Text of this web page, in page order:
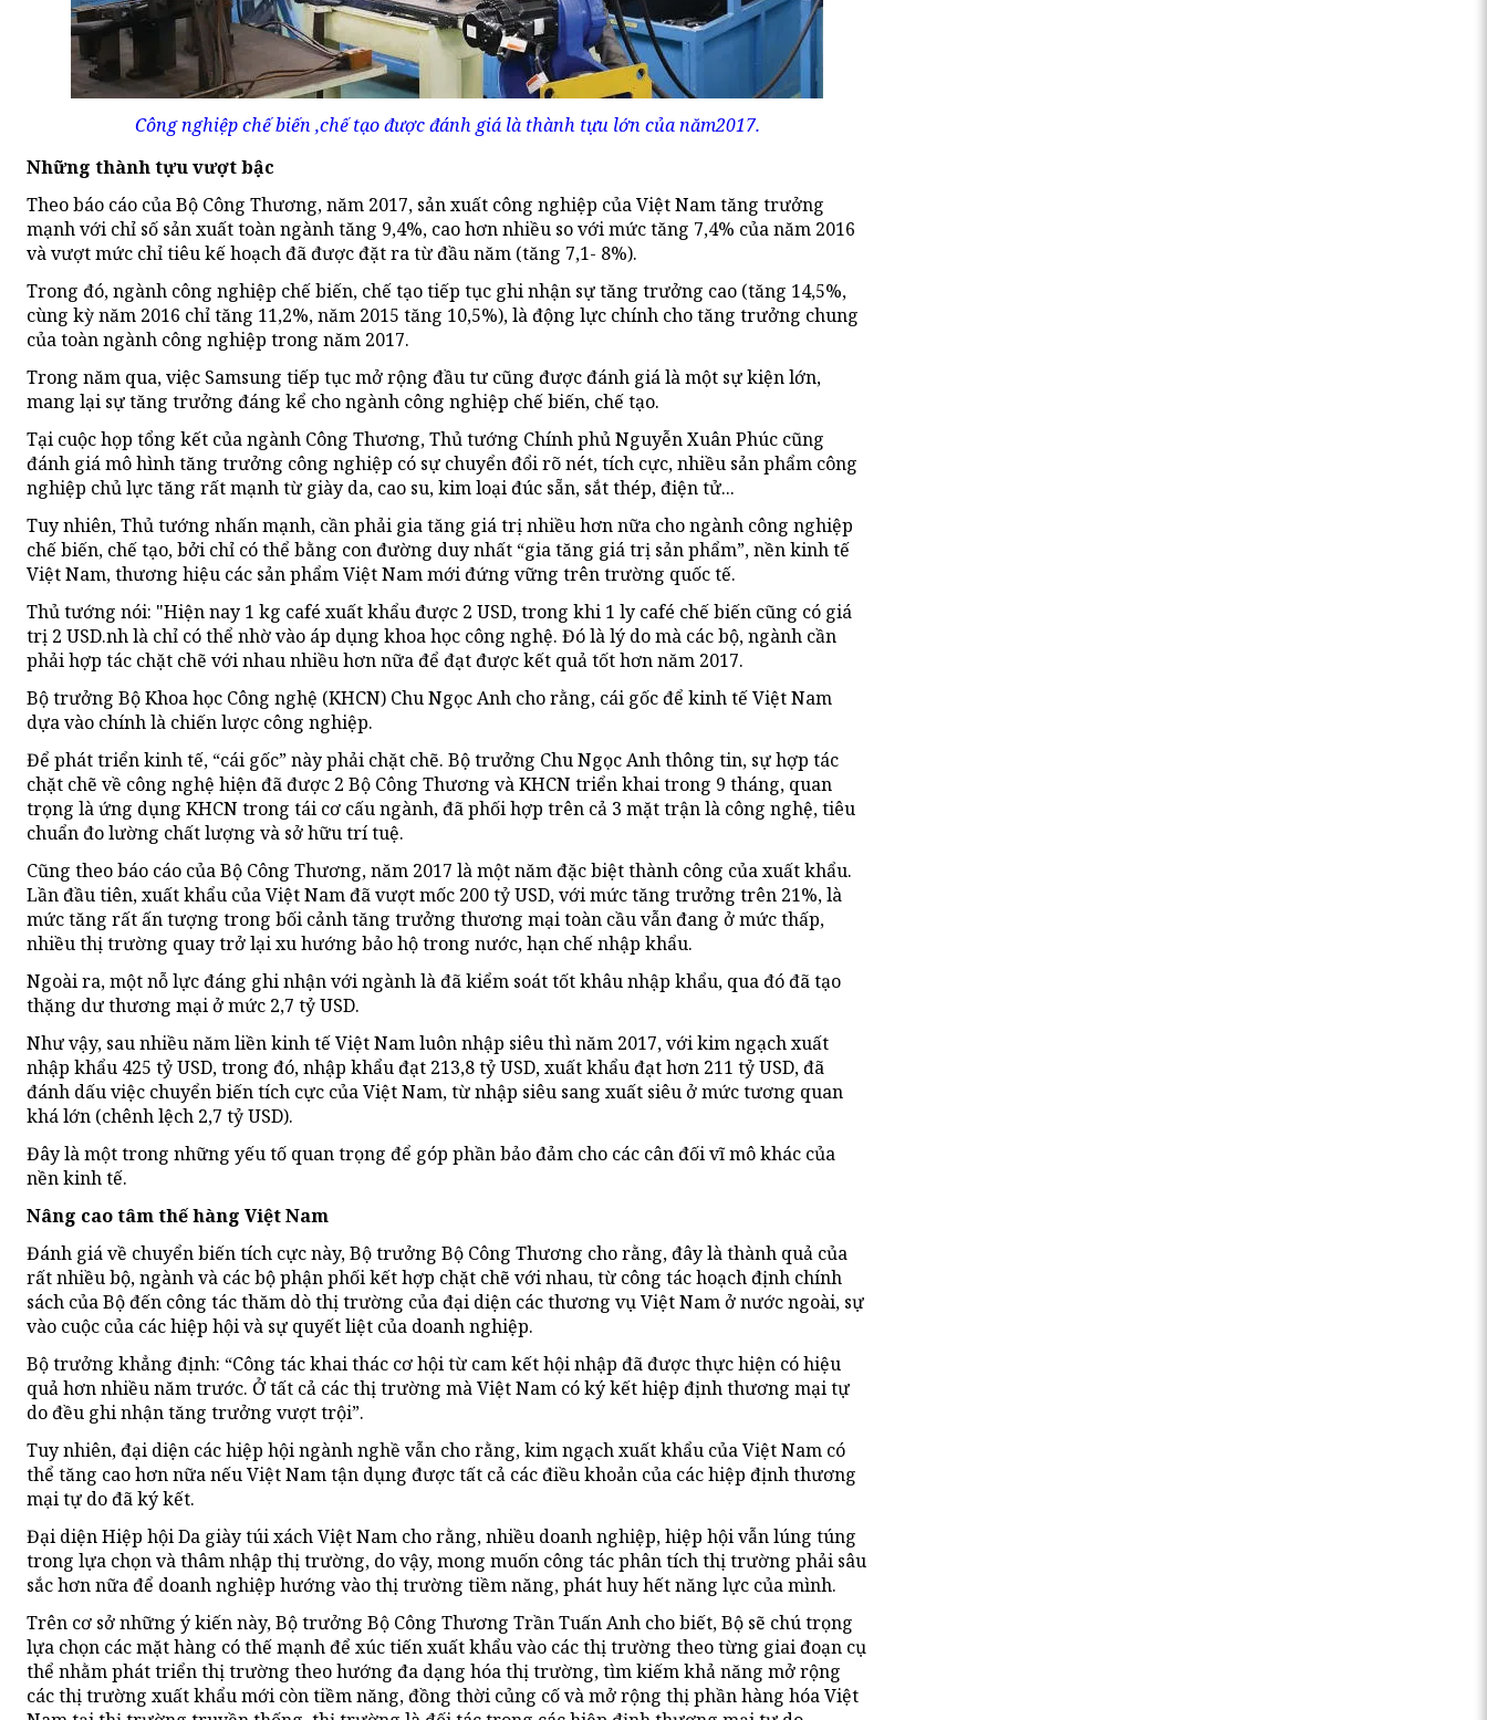
Công nghiệp chế biến ,chế tạo được đánh giá là thành tựu lớn của năm2017.
Những thành tựu vượt bậc
Theo báo cáo của Bộ Công Thương, năm 2017, sản xuất công nghiệp của Việt Nam tăng trưởng
mạnh với chỉ số sản xuất toàn ngành tăng 9,4%, cao hơn nhiều so với mức tăng 7,4% của năm 2016
và vượt mức chỉ tiêu kế hoạch đã được đặt ra từ đầu năm (tăng 7,1- 8%).
Trong đó, ngành công nghiệp chế biến, chế tạo tiếp tục ghi nhận sự tăng trưởng cao (tăng 14,5%,
cùng kỳ năm 2016 chỉ tăng 11,2%, năm 2015 tăng 10,5%), là động lực chính cho tăng trưởng chung
của toàn ngành công nghiệp trong năm 2017.
Trong năm qua, việc Samsung tiếp tục mở rộng đầu tư cũng được đánh giá là một sự kiện lớn,
mang lại sự tăng trưởng đáng kể cho ngành công nghiệp chế biến, chế tạo.
Tại cuộc họp tổng kết của ngành Công Thương, Thủ tướng Chính phủ Nguyễn Xuân Phúc cũng
đánh giá mô hình tăng trưởng công nghiệp có sự chuyển đổi rõ nét, tích cực, nhiều sản phẩm công
nghiệp chủ lực tăng rất mạnh từ giày da, cao su, kim loại đúc sẵn, sắt thép, điện tử...
Tuy nhiên, Thủ tướng nhấn mạnh, cần phải gia tăng giá trị nhiều hơn nữa cho ngành công nghiệp
chế biến, chế tạo, bởi chỉ có thể bằng con đường duy nhất “gia tăng giá trị sản phẩm”, nền kinh tế
Việt Nam, thương hiệu các sản phẩm Việt Nam mới đứng vững trên trường quốc tế.
Thủ tướng nói: "Hiện nay 1 kg café xuất khẩu được 2 USD, trong khi 1 ly café chế biến cũng có giá
trị 2 USD.nh là chỉ có thể nhờ vào áp dụng khoa học công nghệ. Đó là lý do mà các bộ, ngành cần
phải hợp tác chặt chẽ với nhau nhiều hơn nữa để đạt được kết quả tốt hơn năm 2017.
Bộ trưởng Bộ Khoa học Công nghệ (KHCN) Chu Ngọc Anh cho rằng, cái gốc để kinh tế Việt Nam
dựa vào chính là chiến lược công nghiệp.
Để phát triển kinh tế, “cái gốc” này phải chặt chẽ. Bộ trưởng Chu Ngọc Anh thông tin, sự hợp tác
chặt chẽ về công nghệ hiện đã được 2 Bộ Công Thương và KHCN triển khai trong 9 tháng, quan
trọng là ứng dụng KHCN trong tái cơ cấu ngành, đã phối hợp trên cả 3 mặt trận là công nghệ, tiêu
chuẩn đo lường chất lượng và sở hữu trí tuệ.
Cũng theo báo cáo của Bộ Công Thương, năm 2017 là một năm đặc biệt thành công của xuất khẩu.
Lần đầu tiên, xuất khẩu của Việt Nam đã vượt mốc 200 tỷ USD, với mức tăng trưởng trên 21%, là
mức tăng rất ấn tượng trong bối cảnh tăng trưởng thương mại toàn cầu vẫn đang ở mức thấp,
nhiều thị trường quay trở lại xu hướng bảo hộ trong nước, hạn chế nhập khẩu.
Ngoài ra, một nỗ lực đáng ghi nhận với ngành là đã kiểm soát tốt khâu nhập khẩu, qua đó đã tạo
thặng dư thương mại ở mức 2,7 tỷ USD.
Như vậy, sau nhiều năm liền kinh tế Việt Nam luôn nhập siêu thì năm 2017, với kim ngạch xuất
nhập khẩu 425 tỷ USD, trong đó, nhập khẩu đạt 213,8 tỷ USD, xuất khẩu đạt hơn 211 tỷ USD, đã
đánh dấu việc chuyển biến tích cực của Việt Nam, từ nhập siêu sang xuất siêu ở mức tương quan
khá lớn (chênh lệch 2,7 tỷ USD).
Đây là một trong những yếu tố quan trọng để góp phần bảo đảm cho các cân đối vĩ mô khác của
nền kinh tế.
Nâng cao tâm thế hàng Việt Nam
Đánh giá về chuyển biến tích cực này, Bộ trưởng Bộ Công Thương cho rằng, đây là thành quả của
rất nhiều bộ, ngành và các bộ phận phối kết hợp chặt chẽ với nhau, từ công tác hoạch định chính
sách của Bộ đến công tác thăm dò thị trường của đại diện các thương vụ Việt Nam ở nước ngoài, sự
vào cuộc của các hiệp hội và sự quyết liệt của doanh nghiệp.
Bộ trưởng khẳng định: “Công tác khai thác cơ hội từ cam kết hội nhập đã được thực hiện có hiệu
quả hơn nhiều năm trước. Ở tất cả các thị trường mà Việt Nam có ký kết hiệp định thương mại tự
do đều ghi nhận tăng trưởng vượt trội”.
Tuy nhiên, đại diện các hiệp hội ngành nghề vẫn cho rằng, kim ngạch xuất khẩu của Việt Nam có
thể tăng cao hơn nữa nếu Việt Nam tận dụng được tất cả các điều khoản của các hiệp định thương
mại tự do đã ký kết.
Đại diện Hiệp hội Da giày túi xách Việt Nam cho rằng, nhiều doanh nghiệp, hiệp hội vẫn lúng túng
trong lựa chọn và thâm nhập thị trường, do vậy, mong muốn công tác phân tích thị trường phải sâu
sắc hơn nữa để doanh nghiệp hướng vào thị trường tiềm năng, phát huy hết năng lực của mình.
Trên cơ sở những ý kiến này, Bộ trưởng Bộ Công Thương Trần Tuấn Anh cho biết, Bộ sẽ chú trọng
lựa chọn các mặt hàng có thế mạnh để xúc tiến xuất khẩu vào các thị trường theo từng giai đoạn cụ
thể nhằm phát triển thị trường theo hướng đa dạng hóa thị trường, tìm kiếm khả năng mở rộng
các thị trường xuất khẩu mới còn tiềm năng, đồng thời củng cố và mở rộng thị phần hàng hóa Việt